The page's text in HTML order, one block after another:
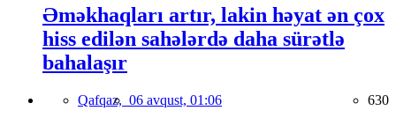
Əməkhaqları artır, lakin həyat ən çox
hiss edilən sahələrdə daha sürətlə
bahalaşır
Qafqaz, 06 avqust, 01:06 630